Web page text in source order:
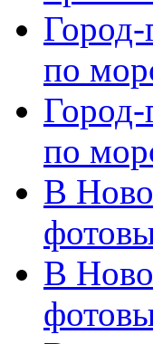
Город-
по
Город-
по
В
В